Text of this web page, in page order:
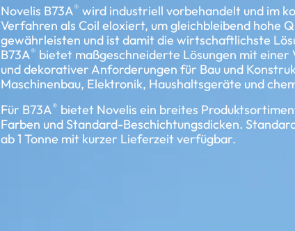
Novelis B73A® wird industriell vorbehandelt und im
Verfahren als Coil eloxiert, um gleichbleibend hohe
gewährleisten und ist damit die wirtschaftlichste
B73A® bietet maßgeschneiderte Lösungen mit einer
und dekorativer Anforderungen für Bau und
Maschinenbau, Elektronik, Haushaltsgeräte und
Für B73A® bietet Novelis ein breites
Farben und Standard-Beschichtungsdicken.
ab 1 Tonne mit kurzer Lieferzeit verfügbar.